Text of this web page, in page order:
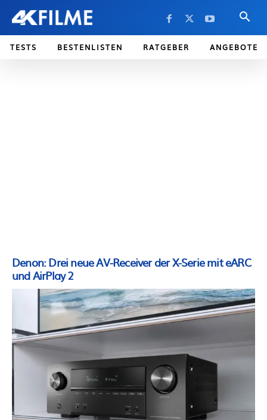
TESTS BESTENLISTEN RATGEBER ANGEBOTE
Denon: Drei neue AV-Receiver der X-Serie mit eARC
und AirPlay 2